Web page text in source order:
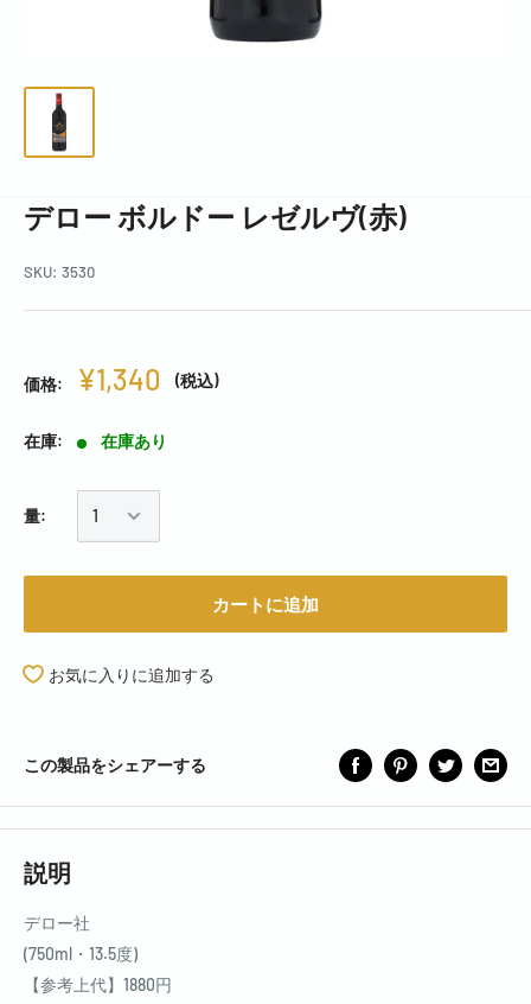
デロー ボルドー レゼルヴ(赤)
SKU: 3530
価格: ¥1,340 (税込)
在庫: 在庫あり
量:
カートに追加
お気に入りに追加する
この製品をシェアーする
説明
デロー社
(750ml・13.5度)
【参考上代】1880円